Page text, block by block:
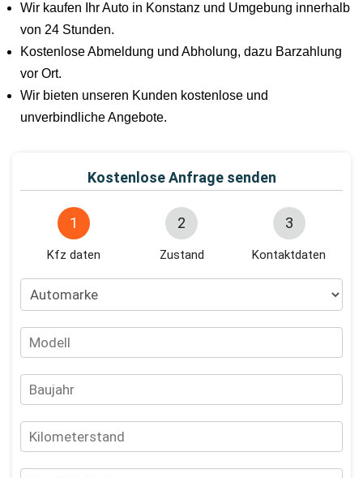
Wir kaufen Ihr Auto in Konstanz und Umgebung innerhalb
von 24 Stunden.
Kostenlose Abmeldung und Abholung, dazu Barzahlung
vor Ort.
Wir bieten unseren Kunden kostenlose und
unverbindliche Angebote.